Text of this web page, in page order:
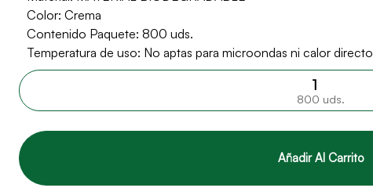
Color: Crema
Contenido Paquete: 800 uds.
Temperatura de uso: No aptas para microondas ni calor directo
800 uds.
Añadir Al Carrito